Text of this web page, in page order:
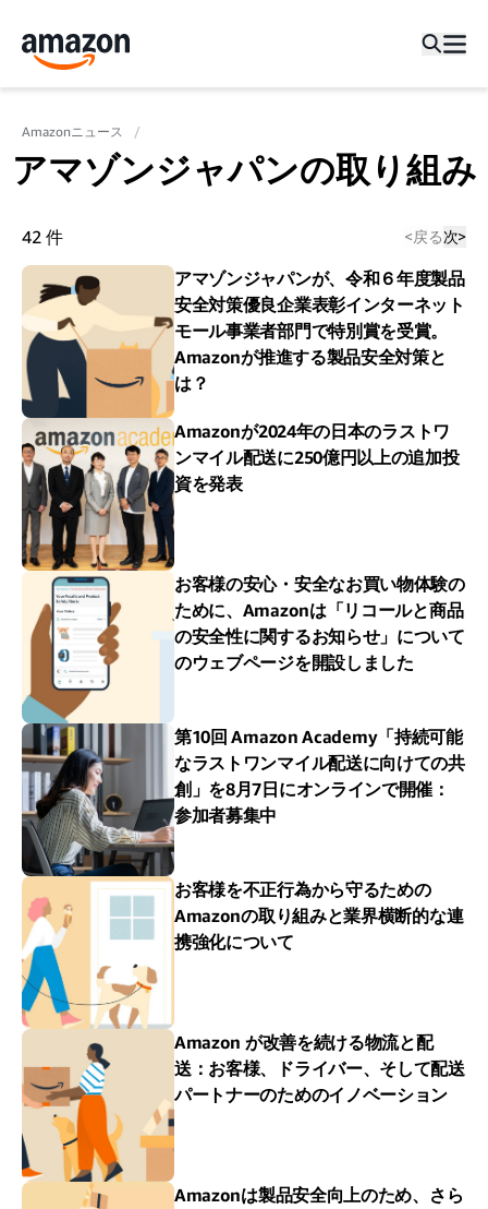
Amazonニュース
アマゾンジャパンの取り組み
42 件 <戻る次>
アマゾンジャパンが、令和６年度製品
安全対策優良企業表彰インターネット
モール事業者部門で特別賞を受賞。
Amazonが推進する製品安全対策と
は？
Amazonが2024年の日本のラストワ
ンマイル配送に250億円以上の追加投
資を発表
お客様の安心・安全なお買い物体験の
ために、Amazonは「リコールと商品
の安全性に関するお知らせ」について
のウェブページを開設しました
第10回 Amazon Academy「持続可能
なラストワンマイル配送に向けての共
創」を8月7日にオンラインで開催：
参加者募集中
お客様を不正行為から守るための
Amazonの取り組みと業界横断的な連
携強化について
Amazon が改善を続ける物流と配
送：お客様、ドライバー、そして配送
パートナーのためのイノベーション
Amazonは製品安全向上のため、さら